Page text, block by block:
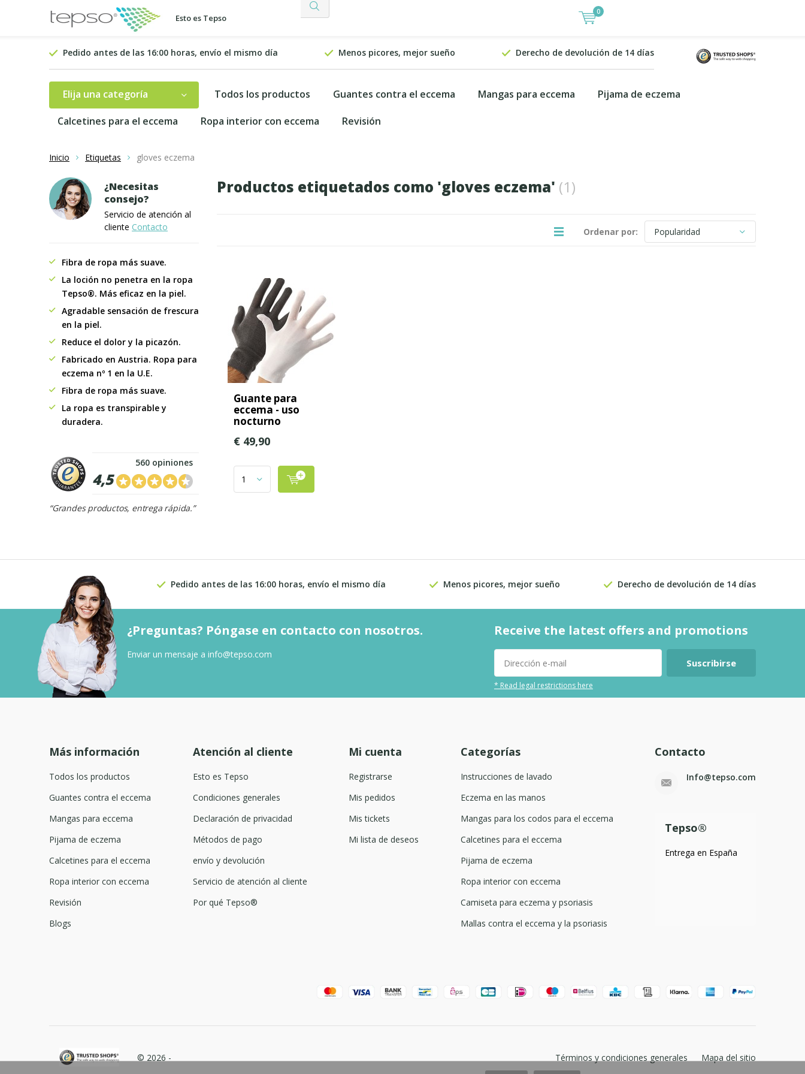
Esto es Tepso
0
Pedido antes de las 16:00 horas, envío el mismo día Menos picores, mejor sueño Derecho de devolución de 14 días
Elija una categoría Todos los productos Guantes contra el eccema Mangas para eccema Pijama de eczema
Calcetines para el eccema Ropa interior con eccema Revisión
Inicio Etiquetas gloves eczema
Productos etiquetados como 'gloves eczema' (1)
Ordenar por:
Guante para
eccema - uso
nocturno
€ 49,90
¿Necesitas
consejo?
Servicio de atención al
cliente Contacto
Fibra de ropa más suave.
La loción no penetra en la ropa
Tepso®. Más eficaz en la piel.
Agradable sensación de frescura
en la piel.
Reduce el dolor y la picazón.
Fabricado en Austria. Ropa para
eczema nº 1 en la U.E.
Fibra de ropa más suave.
La ropa es transpirable y
duradera.
4,5
560 opiniones
“Grandes productos, entrega rápida.”
Pedido antes de las 16:00 horas, envío el mismo día Menos picores, mejor sueño Derecho de devolución de 14 días
¿Preguntas? Póngase en contacto con nosotros.
Enviar un mensaje a info@tepso.com
Receive the latest offers and promotions
Suscribirse
* Read legal restrictions here
Más información
Todos los productos
Guantes contra el eccema
Mangas para eccema
Pijama de eczema
Calcetines para el eccema
Ropa interior con eccema
Revisión
Blogs
Atención al cliente
Esto es Tepso
Condiciones generales
Declaración de privacidad
Métodos de pago
envío y devolución
Servicio de atención al cliente
Por qué Tepso®
Mi cuenta
Registrarse
Mis pedidos
Mis tickets
Mi lista de deseos
Categorías
Instrucciones de lavado
Eczema en las manos
Mangas para los codos para el eccema
Calcetines para el eccema
Pijama de eczema
Ropa interior con eccema
Camiseta para eczema y psoriasis
Mallas contra el eccema y la psoriasis
Contacto
Info@tepso.com
Tepso®
Entrega en España
© 2026 - Términos y condiciones generales Mapa del sitio